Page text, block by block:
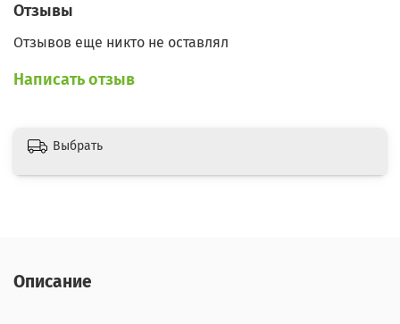
Отзывы
Отзывов еще никто не оставлял
Написать отзыв
Выбрать
Описание